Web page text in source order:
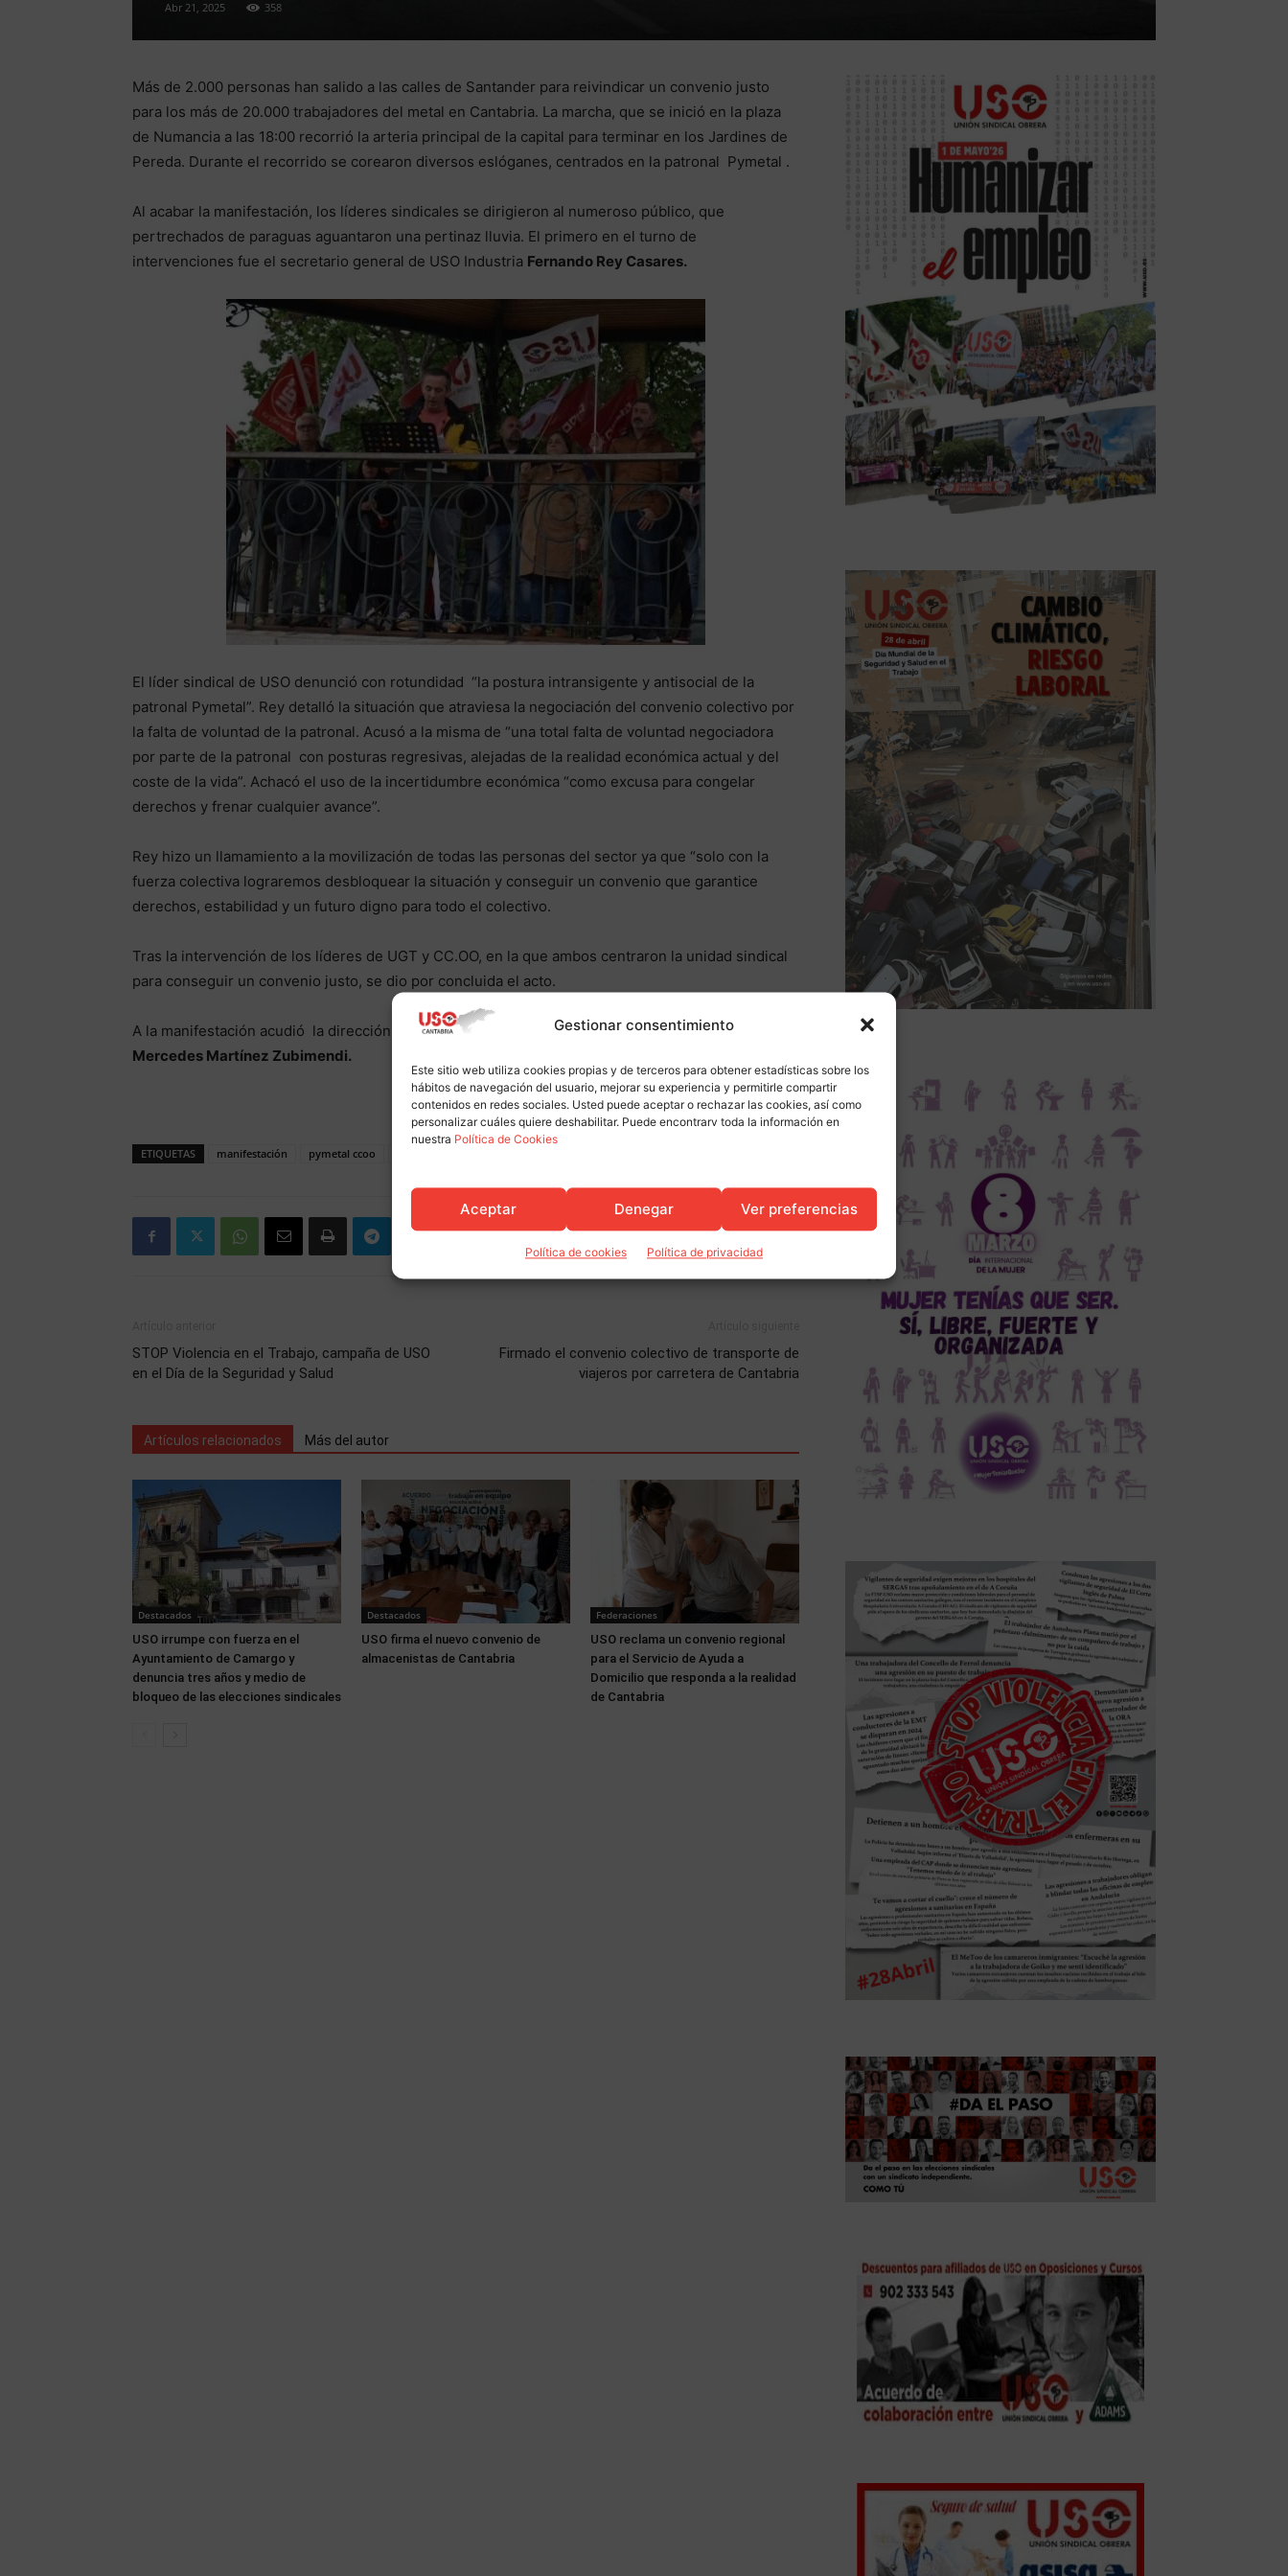
Gestionar consentimiento
Este sitio web utiliza cookies propias y de terceros para obtener estadísticas sobre los
hábitos de navegación del usuario, mejorar su experiencia y permitirle compartir
contenidos en redes sociales. Usted puede aceptar o rechazar las cookies, así como
personalizar cuáles quiere deshabilitar. Puede encontrarv toda la información en
nuestra Política de Cookies
Aceptar Denegar Ver preferencias
Política de cookies Política de privacidad
Abr 21, 2025 358
Más de 2.000 personas han salido a las calles de Santander para reivindicar un convenio justo
para los más de 20.000 trabajadores del metal en Cantabria. La marcha, que se inició en la plaza
de Numancia a las 18:00 recorrió la arteria principal de la capital para terminar en los Jardines de
Pereda. Durante el recorrido se corearon diversos eslóganes, centrados en la patronal Pymetal .
Al acabar la manifestación, los líderes sindicales se dirigieron al numeroso público, que
pertrechados de paraguas aguantaron una pertinaz lluvia. El primero en el turno de
intervenciones fue el secretario general de USO Industria Fernando Rey Casares.
El líder sindical de USO denunció con rotundidad “la postura intransigente y antisocial de la
patronal Pymetal”. Rey detalló la situación que atraviesa la negociación del convenio colectivo por
la falta de voluntad de la patronal. Acusó a la misma de “una total falta de voluntad negociadora
por parte de la patronal con posturas regresivas, alejadas de la realidad económica actual y del
coste de la vida”. Achacó el uso de la incertidumbre económica “como excusa para congelar
derechos y frenar cualquier avance”.
Rey hizo un llamamiento a la movilización de todas las personas del sector ya que “solo con la
fuerza colectiva lograremos desbloquear la situación y conseguir un convenio que garantice
derechos, estabilidad y un futuro digno para todo el colectivo.
Tras la intervención de los líderes de UGT y CC.OO, en la que ambos centraron la unidad sindical
para conseguir un convenio justo, se dio por concluida el acto.
A la manifestación acudió la dirección de USO Cantabria, encabezada por su secretaria general,
Mercedes Martínez Zubimendi.
ETIQUETAS manifestación pymetal ccoo
STOP Violencia en el Trabajo, campaña de USO
en el Día de la Seguridad y Salud
Firmado el convenio colectivo de transporte de
viajeros por carretera de Cantabria
Artículos relacionados Más del autor
Destacados
USO irrumpe con fuerza en el
Ayuntamiento de Camargo y
denuncia tres años y medio de
bloqueo de las elecciones sindicales
Destacados
USO firma el nuevo convenio de
almacenistas de Cantabria
Federaciones
USO reclama un convenio regional
para el Servicio de Ayuda a
Domicilio que responda a la realidad
de Cantabria